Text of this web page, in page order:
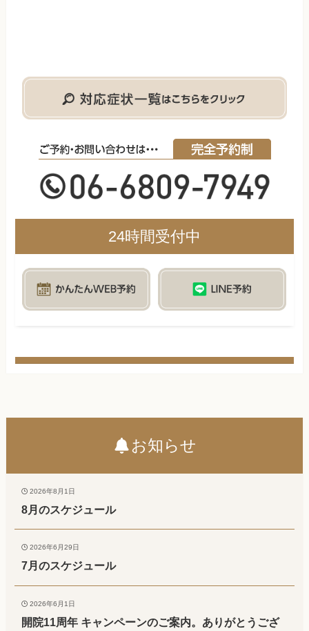
24時間受付中
お知らせ
2026年8月1日
8月のスケジュール
2026年6月29日
7月のスケジュール
2026年6月1日
開院11周年 キャンペーンのご案内。ありがとうござ